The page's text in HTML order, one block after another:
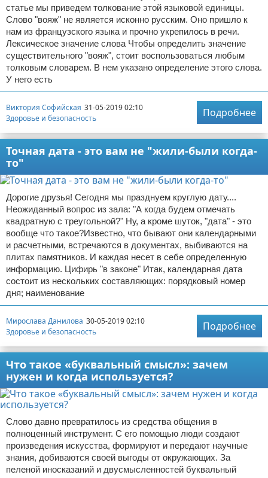
статье мы приведем толкование этой языковой единицы.
Слово "вояж" не является исконно русским. Оно пришло к
нам из французского языка и прочно укрепилось в речи.
Лексическое значение слова Чтобы определить значение
существительного "вояж", стоит воспользоваться любым
толковым словарем. В нем указано определение этого слова.
У него есть
Виктория Софийская 31-05-2019 02:10
Здоровье и безопасность
Подробнее
Точная дата - это вам не "жили-были когда-
то"
Дорогие друзья! Сегодня мы празднуем круглую дату....
Неожиданный вопрос из зала: "А когда будем отмечать
квадратную с треугольной?" Ну, а кроме шуток, "дата" - это
вообще что такое?Известно, что бывают они календарными
и расчетными, встречаются в документах, выбиваются на
плитах памятников. И каждая несет в себе определенную
информацию. Цифирь "в законе" Итак, календарная дата
состоит из нескольких составляющих: порядковый номер
дня; наименование
Мирослава Данилова 30-05-2019 02:10
Здоровье и безопасность
Подробнее
Что такое «буквальный смысл»: зачем
нужен и когда используется?
Слово давно превратилось из средства общения в
полноценный инструмент. С его помощью люди создают
произведения искусства, формируют и передают научные
знания, добиваются своей выгоды от окружающих. За
пеленой иносказаний и двусмысленностей буквальный